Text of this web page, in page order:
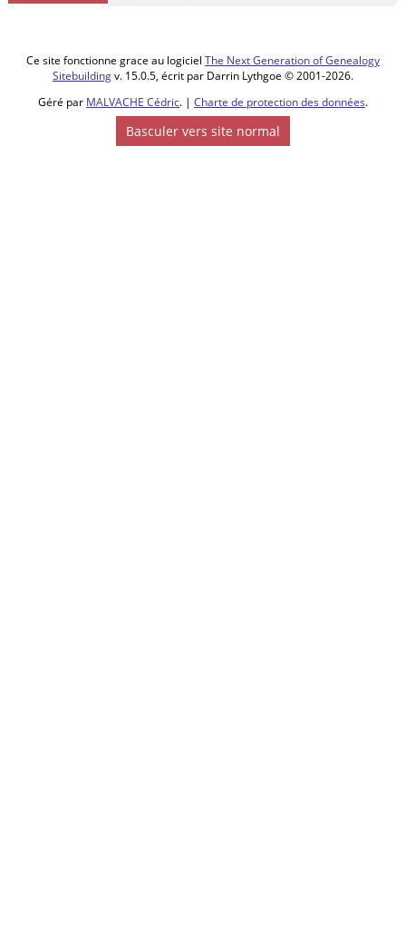
France,
France
Enfant -
Ce site fonctionne grace au logiciel The Next Generation of Genealogy
Sitebuildingv. 15.0.5, écrit par Darrin Lythgoe © 2001-2026.
Géré par MALVACHE Cédric. | Charte de protection des données.
Basculer vers site normal